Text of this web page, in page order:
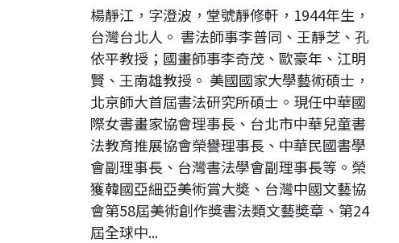
楊靜江，字澄波，堂號靜修軒，1944年生，
台灣台北人。 書法師事李普同、王靜芝、孔
依平教授；國畫師事李奇茂、歐豪年、江明
賢、王南雄教授。 美國國家大學藝術碩士，
北京師大首屆書法研究所碩士。現任中華國
際女書畫家協會理事長、台北市中華兒童書
法教育推展協會榮譽理事長、中華民國書學
會副理事長、台灣書法學會副理事長等。榮
獲韓國亞細亞美術賞大奬、台灣中國文藝協
會第58屆美術創作獎書法類文藝奬章、第24
屆全球中...